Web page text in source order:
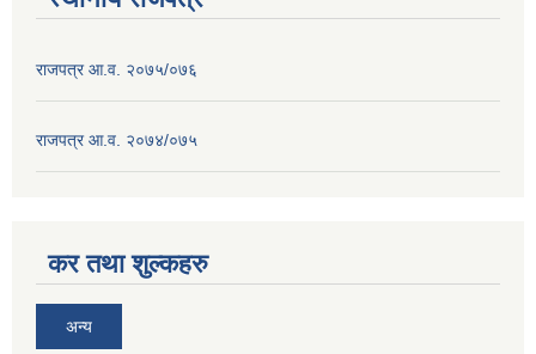
राजपत्र आ.व. २०७५/०७६
राजपत्र आ.व. २०७४/०७५
कर तथा शुल्कहरु
अन्य